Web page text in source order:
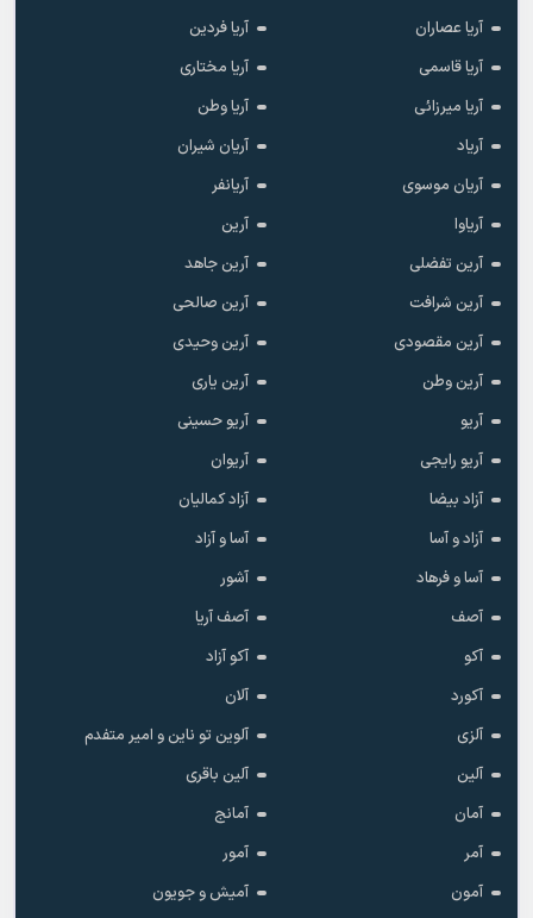
آریا عصاران
آریا فردین
آریا قاسمی
آریا مختاری
آریا میرزائی
آریا وطن
آریاد
آریان شیران
آریان موسوی
آریانفر
آریاوا
آرین
آرین تفضلی
آرین جاهد
آرین شرافت
آرین صالحی
آرین مقصودی
آرین وحیدی
آرین وطن
آرین یاری
آریو
آریو حسینی
آریو رایجی
آریوان
آزاد بیضا
آزاد کمالیان
آزاد و آسا
آسا و آزاد
آسا و فرهاد
آشور
آصف
آصف آریا
آکو
آکو آزاد
آکورد
آلان
آلزی
آلوین تو ناین و امیر متفدم
آلین
آلین باقری
آمان
آمانج
آمر
آمور
آمون
آمیش و جویون